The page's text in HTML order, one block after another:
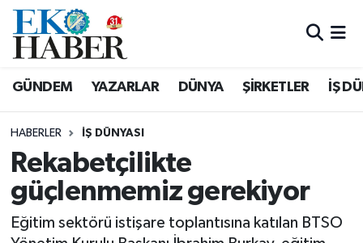
GÜNDEM YAZARLAR DÜNYA ŞİRKETLER İŞ
HABERLER İŞ DÜNYASI
Rekabetçilikte
güçlenmemiz gerekiyor
Eğitim sektörü istişare toplantısına katılan BTSO
Hava Durumu
Tüm Manşetler
Son Dakika Haberleri